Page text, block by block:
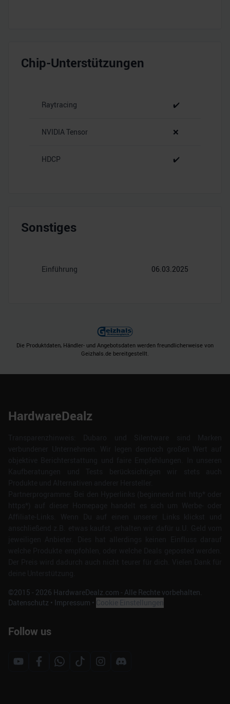
Chip-Unterstützungen
Raytracing ✔️
NVIDIA Tensor ❌
HDCP ✔️
Sonstiges
Einführung 06.03.2025
Die Produktdaten, Händler- und Angebotsdaten werden freundlicherweise von
Geizhals.de bereitgestellt.
HardwareDealz
©2015 - 2026 HardwareDealz.com - Alle Rechte vorbehalten.
Datenschutz • Impressum •
Follow us